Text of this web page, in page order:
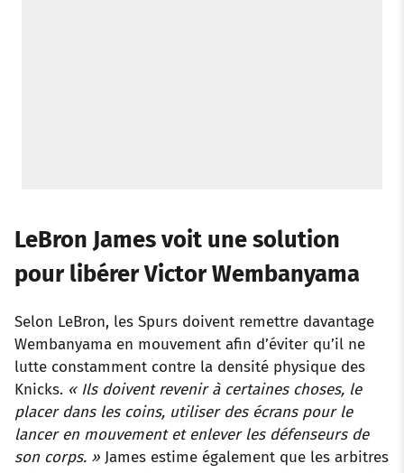
LeBron James voit une solution
pour libérer Victor Wembanyama
Selon LeBron, les Spurs doivent remettre davantage
Wembanyama en mouvement afin d’éviter qu’il ne
lutte constamment contre la densité physique des
Knicks. « Ils doivent revenir à certaines choses, le
placer dans les coins, utiliser des écrans pour le
lancer en mouvement et enlever les défenseurs de
son corps. » James estime également que les arbitres